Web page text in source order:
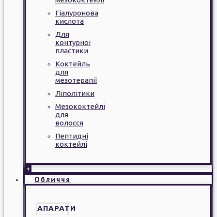
Гіалуронова
кислота
Для
контурної
пластики
Коктейль
для
мезотерапії
Ліполітики
Мезококтейлі
для
волосся
Пептидні
коктейлі
+
Обличчя
АПАРАТИ